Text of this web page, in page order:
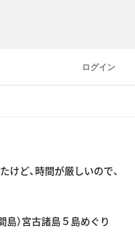
ログイン
けど、時間が厳しいので、
島）宮古諸島５島めぐり